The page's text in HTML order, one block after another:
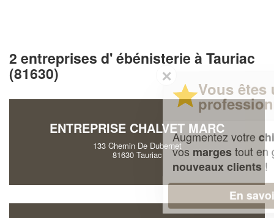
2 entreprises d' ébénisterie à Tauriac
(81630)
ENTREPRISE CHALVET MARC
133 Chemin De Dubernet
81630 Tauriac
Vous êtes un
professionnel ?
Augmentez votrechiffre d'affaireset
vosmargestout en gagnant de